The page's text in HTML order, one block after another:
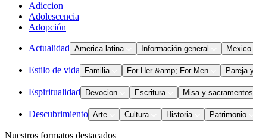
Adiccion
Adolescencia
Adopción
Actualidad America latina Información general Mexico
Estilo de vida Familia For Her &amp; For Men Pareja
Espiritualidad Devocion Escritura Misa y sacramentos
Descubrimiento Arte Cultura Historia Patrimonio
Nuestros formatos destacados